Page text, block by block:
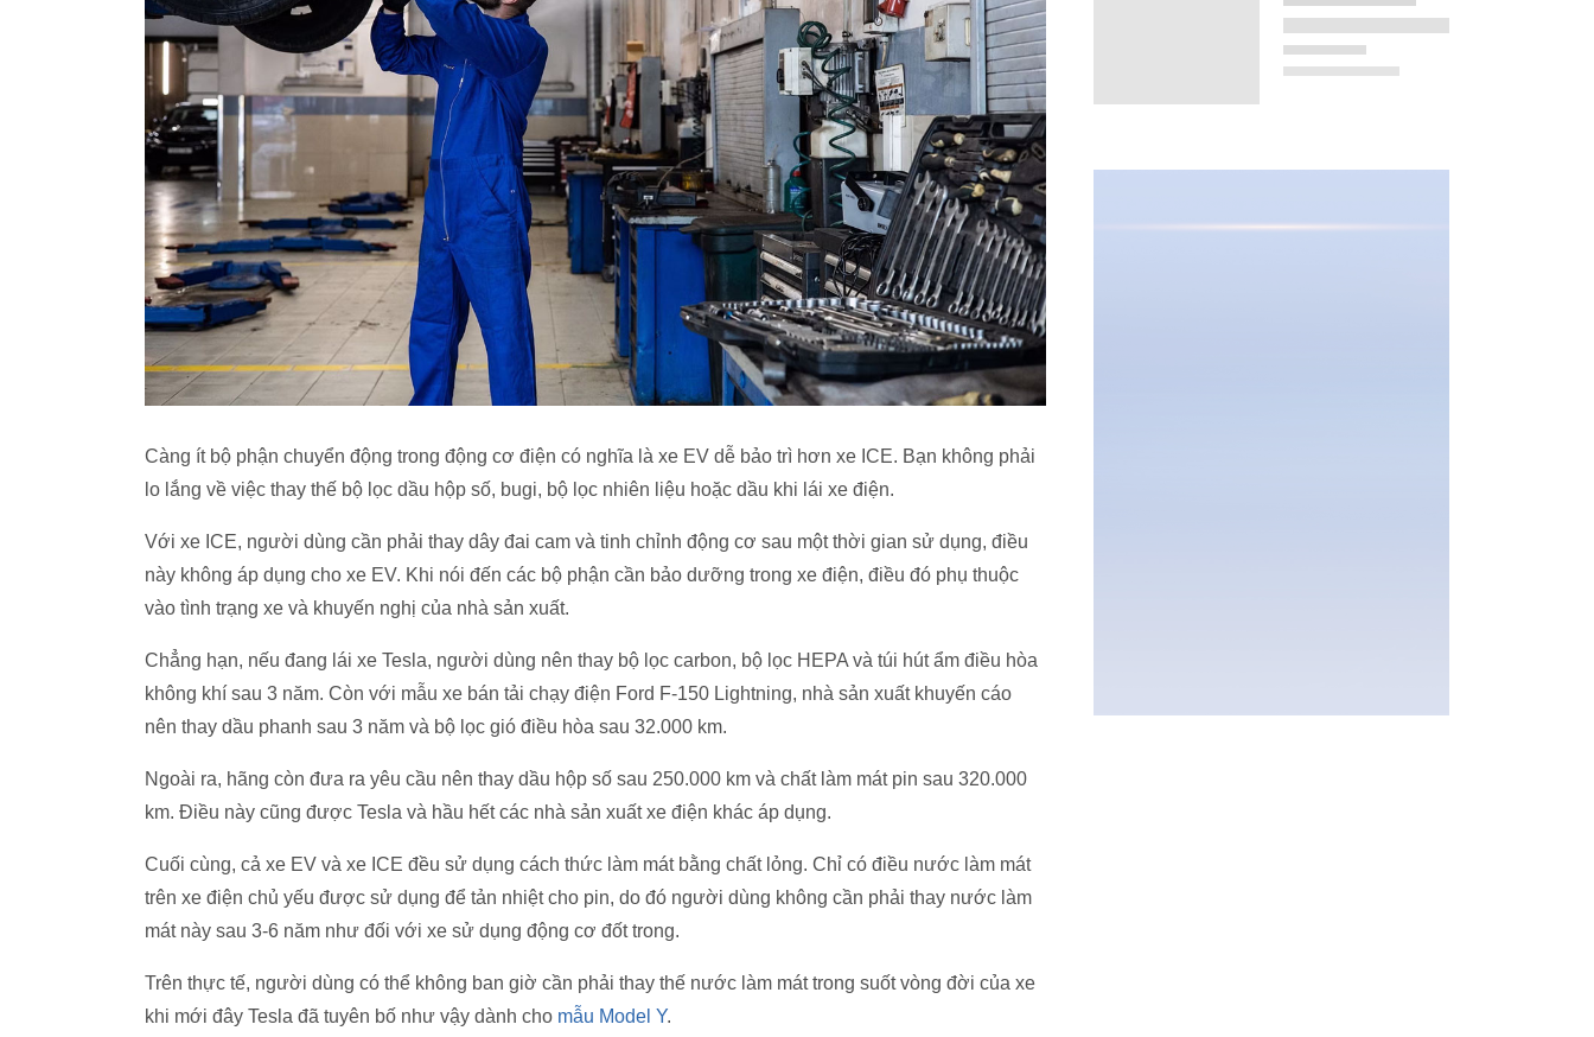
Càng ít bộ phận chuyển động trong động cơ điện có nghĩa là xe EV dễ bảo trì hơn xe ICE. Bạn không phải
lo lắng về việc thay thế bộ lọc dầu hộp số, bugi, bộ lọc nhiên liệu hoặc dầu khi lái xe điện.
Với xe ICE, người dùng cần phải thay dây đai cam và tinh chỉnh động cơ sau một thời gian sử dụng, điều
này không áp dụng cho xe EV. Khi nói đến các bộ phận cần bảo dưỡng trong xe điện, điều đó phụ thuộc
vào tình trạng xe và khuyến nghị của nhà sản xuất.
Chẳng hạn, nếu đang lái xe Tesla, người dùng nên thay bộ lọc carbon, bộ lọc HEPA và túi hút ẩm điều hòa
không khí sau 3 năm. Còn với mẫu xe bán tải chạy điện Ford F-150 Lightning, nhà sản xuất khuyến cáo
nên thay dầu phanh sau 3 năm và bộ lọc gió điều hòa sau 32.000 km.
Ngoài ra, hãng còn đưa ra yêu cầu nên thay dầu hộp số sau 250.000 km và chất làm mát pin sau 320.000
km. Điều này cũng được Tesla và hầu hết các nhà sản xuất xe điện khác áp dụng.
Cuối cùng, cả xe EV và xe ICE đều sử dụng cách thức làm mát bằng chất lỏng. Chỉ có điều nước làm mát
trên xe điện chủ yếu được sử dụng để tản nhiệt cho pin, do đó người dùng không cần phải thay nước làm
mát này sau 3-6 năm như đối với xe sử dụng động cơ đốt trong.
Trên thực tế, người dùng có thể không ban giờ cần phải thay thế nước làm mát trong suốt vòng đời của xe
khi mới đây Tesla đã tuyên bố như vậy dành cho mẫu Model Y.